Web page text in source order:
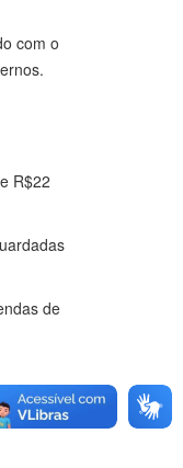
com o
R$22
de